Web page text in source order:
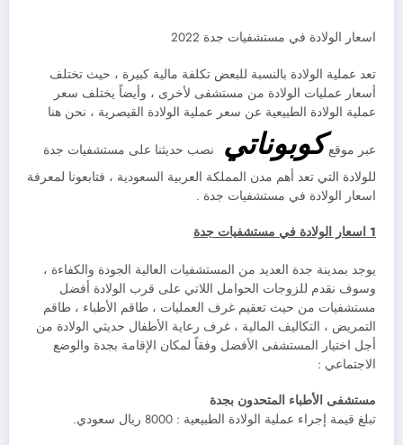
اسعار الولادة في مستشفيات جدة 2022
تعد عملية الولادة بالنسبة للبعض تكلفة مالية كبيرة ، حيث تختلف
أسعار عمليات الولادة من مستشفى لأخرى ، وأيضاً يختلف سعر
عملية الولادة الطبيعية عن سعر عملية الولادة القيصرية ، نحن هنا
عبر موقع كوبوناتي
نصب حديثنا على مستشفيات جدة
للولادة التي تعد أهم مدن المملكة العربية السعودية ، فتابعونا لمعرفة
اسعار الولادة في مستشفيات جدة .
1 اسعار الولادة في مستشفيات جدة
يوجد بمدينة جدة العديد من المستشفيات العالية الجودة والكفاءة ،
وسوف نقدم للزوجات الحوامل اللاتي على قرب الولادة أفضل
مستشفيات من حيث تعقيم غرف العمليات ، طاقم الأطباء ، طاقم
التمريض ، التكاليف المالية ، غرف رعاية الأطفال حديثي الولادة من
أجل اختيار المستشفى الأفضل وفقاً لمكان الإقامة بجدة والوضع
الاجتماعي :
مستشفى الأطباء المتحدون بجدة
تبلغ قيمة إجراء عملية الولادة الطبيعية : 8000 ريال سعودي.